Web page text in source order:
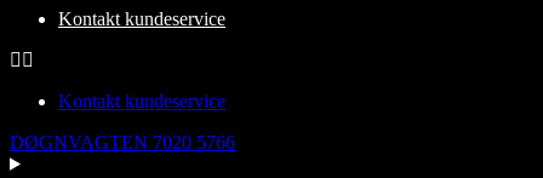
Kontakt kundeservice
Kontakt kundeservice
DØGNVAGTEN 7020 5766